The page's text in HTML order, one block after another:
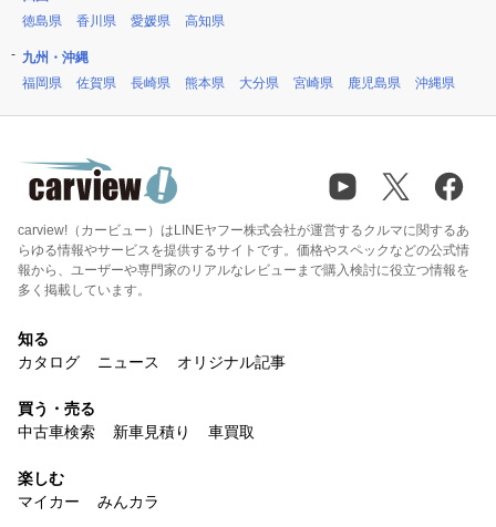
徳島県
香川県 愛媛県 高知県
九州・沖縄
福岡県
佐賀県 長崎県 熊本県 大分県 宮崎県 鹿児島県 沖縄県
carview!（カービュー）はLINEヤフー株式会社が運営するクルマに関するあ
らゆる情報やサービスを提供するサイトです。価格やスペックなどの公式情
報から、ユーザーや専門家のリアルなレビューまで購入検討に役立つ情報を
多く掲載しています。
知る
カタログ
ニュース オリジナル記事
買う・売る
中古車検索
新車見積り 車買取
楽しむ
マイカー
みんカラ